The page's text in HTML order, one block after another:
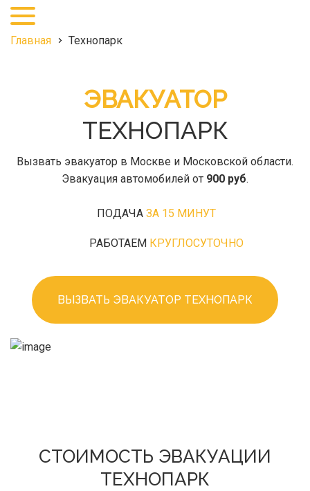
Главная Технопарк
ЭВАКУАТОР
ТЕХНОПАРК
Вызвать эвакуатор в Москве и Московской области.
Эвакуация автомобилей от 900 руб.
ПОДАЧА ЗА 15 МИНУТ
РАБОТАЕМ КРУГЛОСУТОЧНО
ВЫЗВАТЬ ЭВАКУАТОР ТЕХНОПАРК
СТОИМОСТЬ ЭВАКУАЦИИ
ТЕХНОПАРК